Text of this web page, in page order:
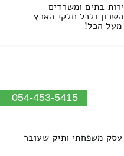
בתים ומשרדים
ולכל חלקי הארץ
מעל הכל!
054-453-5415
משפחתי ותיק שעובר